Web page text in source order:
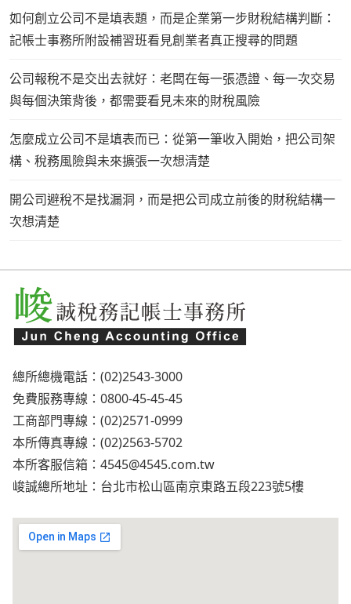
如何創立公司不是填表題，而是企業第一步財稅結構判斷：
記帳士事務所附設補習班看見創業者真正搜尋的問題
公司報稅不是交出去就好：老闆在每一張憑證、每一次交易
與每個決策背後，都需要看見未來的財稅風險
怎麼成立公司不是填表而已：從第一筆收入開始，把公司架
構、稅務風險與未來擴張一次想清楚
開公司避稅不是找漏洞，而是把公司成立前後的財稅結構一
次想清楚
總所總機電話：(02)2543-3000
免費服務專線：0800-45-45-45
工商部門專線：(02)2571-0999
本所傳真專線：(02)2563-5702
本所客服信箱： 4545@4545.com.tw
峻誠總所地址：台北市松山區南京東路五段223號5樓